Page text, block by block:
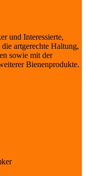
und Interessierte,
artgerechte Haltung,
sowie mit der
Bienenprodukte.